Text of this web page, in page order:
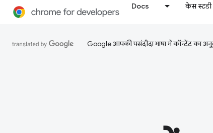
Docs केस स्टडी
Google आपकी पसंदीदा भाषा में कॉन्टेंट का